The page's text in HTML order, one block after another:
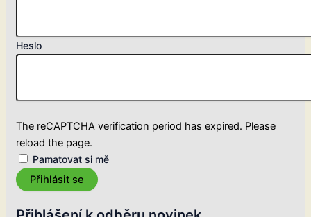
Heslo
The reCAPTCHA verification period has expired. Please
reload the page.
Pamatovat si mě
Přihlásit se